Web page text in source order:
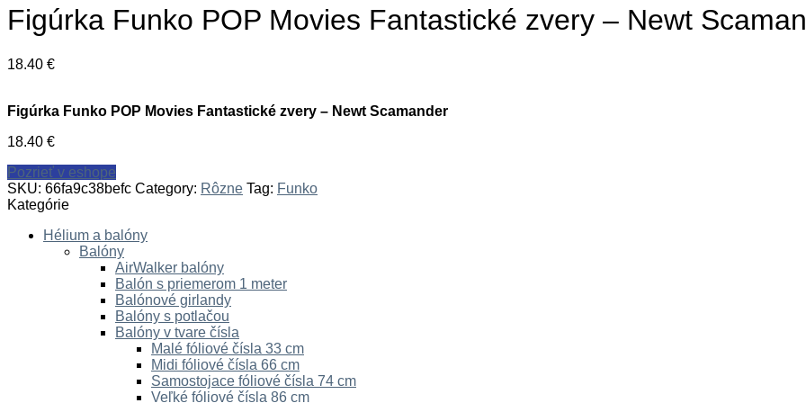
Figúrka Funko POP Movies Fantastické zvery – Newt
18.40 €
Figúrka Funko POP Movies Fantastické zvery – Newt Scamander
18.40 €
Pozrieť v eshope
SKU: 66fa9c38befc Category: Rôzne Tag: Funko
Kategórie
Hélium a balóny
Balóny
AirWalker balóny
Balón s priemerom 1 meter
Balónové girlandy
Balóny s potlačou
Balóny v tvare čísla
Malé fóliové čísla 33 cm
Midi fóliové čísla 66 cm
Samostojace fóliové čísla 74 cm
Veľké fóliové čísla 86 cm